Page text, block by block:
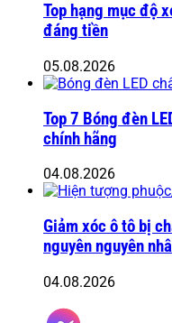
Top hạng mục độ
đáng tiền
05.08.2026
Top 7 Bóng đèn
chính hãng
04.08.2026
Giảm xóc ô tô bị
nguyên nguyên
04.08.2026